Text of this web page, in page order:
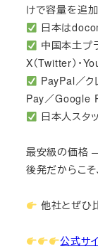
けで容量を追
日本は
中国本土プ
X（Twitter）・
PayPal／ク
Pay／Google
日本人スタ
最安級の価格
後発だからこそ
他社とぜひ
公式サ